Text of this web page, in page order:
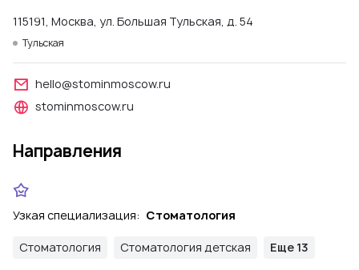
115191, Москва, ул. Большая Тульская, д. 54
Тульская
hello@stominmoscow.ru
stominmoscow.ru
Направления
Узкая специализация: Стоматология
Стоматология Стоматология детская Еще 13